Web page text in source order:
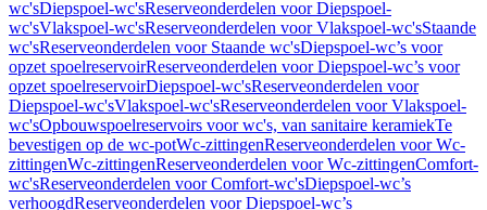
wc'sDiepspoel-wc'sReserveonderdelen voor Diepspoel-
wc'sVlakspoel-wc'sReserveonderdelen voor Vlakspoel-wc'sStaande
wc'sReserveonderdelen voor Staande wc'sDiepspoel-wc’s voor
opzet spoelreservoirReserveonderdelen voor Diepspoel-wc’s voor
opzet spoelreservoirDiepspoel-wc'sReserveonderdelen voor
Diepspoel-wc'sVlakspoel-wc'sReserveonderdelen voor Vlakspoel-
wc'sOpbouwspoelreservoirs voor wc's, van sanitaire keramiekTe
bevestigen op de wc-potWc-zittingenReserveonderdelen voor Wc-
zittingenWc-zittingenReserveonderdelen voor Wc-zittingenComfort-
wc'sReserveonderdelen voor Comfort-wc'sDiepspoel-wc’s
verhoogdReserveonderdelen voor Diepspoel-wc’s